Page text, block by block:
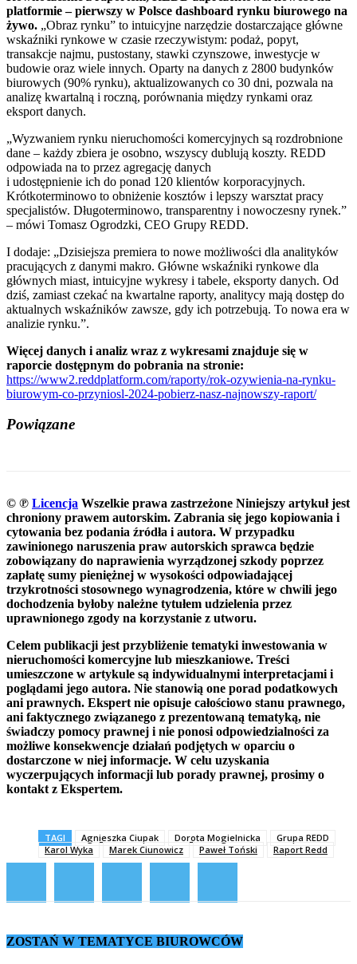
platformie – pierwszy w Polsce dashboard rynku biurowego na
żywo. „Obraz rynku” to intuicyjne narzędzie dostarczające główne
wskaźniki rynkowe w czasie rzeczywistym: podaż, popyt,
transakcje najmu, pustostany, stawki czynszowe, inwestycje w
budowie oraz wiele innych. Oparty na danych z 2800 budynków
biurowych (90% rynku), aktualizowanych co 30 dni, pozwala na
analizę kwartalną i roczną, porównania między rynkami oraz
eksport danych.
„Wyzwaniem rynku nieruchomości komercyjnych są rozdrobnione
dane – każdy zbiera je osobno, wszyscy dublują koszty. REDD
odpowiada na to przez agregację danych
i udostępnienie ich do ponad 120 klientów korporacyjnych.
Krótkoterminowo to obniżenie kosztów i lepszy warsztat pracy
specjalistów. Długoterminowo, transparentny i nowoczesny rynek.”
– mówi Tomasz Ogrodzki, CEO Grupy REDD.
I dodaje: „Dzisiejsza premiera to nowe możliwości dla analityków
pracujących z danymi makro. Główne wskaźniki rynkowe dla
głównych miast, intuicyjne wykresy i tabele, eksporty danych. Od
dziś, zamiast czekać na kwartalne raporty, analitycy mają dostęp do
aktualnych wskaźników zawsze, gdy ich potrzebują. To nowa era w
analizie rynku.”.
Więcej danych i analiz wraz z wykresami znajduje się w
raporcie dostępnym do pobrania na stronie:
https://www2.reddplatform.com/raporty/rok-ozywienia-na-rynku-
biurowym-co-przyniosl-2024-pobierz-nasz-najnowszy-raport/
Powiązane
© ℗ Licencja Wszelkie prawa zastrzeżone Niniejszy artykuł jest
chroniony prawem autorskim. Zabrania się jego kopiowania i
cytowania bez podania źródła i autora. W przypadku
zawinionego naruszenia praw autorskich sprawca będzie
zobowiązany do naprawienia wyrządzonej szkody poprzez
zapłatę sumy pieniężnej w wysokości odpowiadającej
trzykrotności stosownego wynagrodzenia, które w chwili jego
dochodzenia byłoby należne tytułem udzielenia przez
uprawnionego zgody na korzystanie z utworu.
Celem publikacji jest przybliżenie tematyki inwestowania w
nieruchomości komercyjne lub mieszkaniowe. Treści
umieszczone w artykule są indywidualnymi interpretacjami i
poglądami jego autora. Nie stanowią one porad podatkowych
ani prawnych. Ekspert nie opisuje całościowo stanu prawnego,
ani faktycznego związanego z prezentowaną tematyką, nie
świadczy pomocy prawnej i nie ponosi odpowiedzialności za
możliwe konsekwencje działań podjętych w oparciu o
dostarczone w niej informacje. W celu uzyskania
wyczerpujących informacji lub porady prawnej, prosimy o
kontakt z Ekspertem.
TAGI Agnieszka Ciupak Dorota Mogielnicka
Grupa REDD
Karol Wyka
Marek Ciunowicz Paweł Toński Raport Redd
ZOSTAŃ W TEMATYCE BIUROWCÓW